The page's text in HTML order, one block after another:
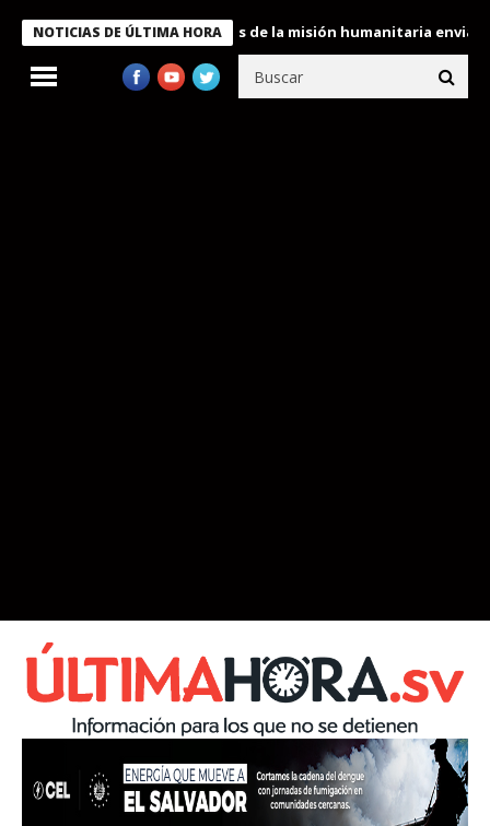
NOTICIAS DE ÚLTIMA HORA
condecora a miembros de la misión humanitaria enviada a